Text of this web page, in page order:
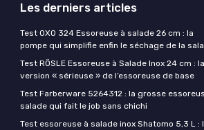
Les derniers articles
Test OXO 324 Essoreuse à salade 26 cm : la
pompe qui simplifie enfin le séchage de la
Test RÖSLE Essoreuse à Salade Inox 24 cm : la
version « sérieuse » de l’essoreuse de base
Test Farberware 5264312 : la grosse
salade qui fait le job sans chichi
Test essoreuse à salade inox Shatomo 5,3 L :